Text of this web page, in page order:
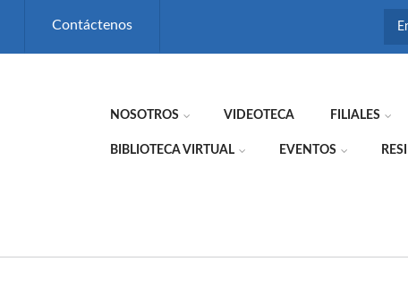
Contáctenos
NOSOTROS VIDEOTECA FILIALES
BIBLIOTECA VIRTUAL EVENTOS